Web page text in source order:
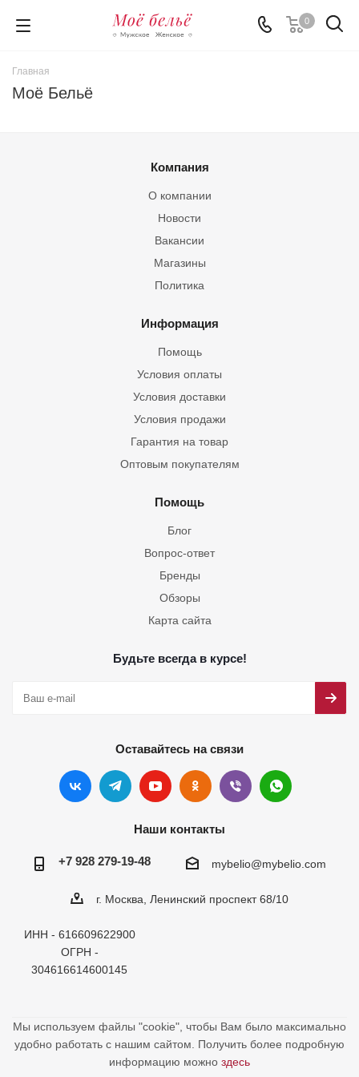
0
Главная
Моё Бельё
Компания
О компании
Новости
Вакансии
Магазины
Политика
Информация
Помощь
Условия оплаты
Условия доставки
Условия продажи
Гарантия на товар
Оптовым покупателям
Помощь
Блог
Вопрос-ответ
Бренды
Обзоры
Карта сайта
Будьте всегда в курсе!
Оставайтесь на связи
Наши контакты
+7 928 279-19-48 mybelio@mybelio.com
г. Москва, Ленинский проспект 68/10
ИНН - 616609622900
ОГРН -
304616614600145
Мы используем файлы "cookie", чтобы Вам было максимально
удобно работать с нашим сайтом. Получить более подробную
информацию можно здесь